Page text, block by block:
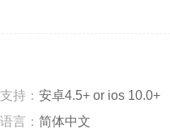
持： 安卓4.5+ or ios 10.0+
言： 简体中文